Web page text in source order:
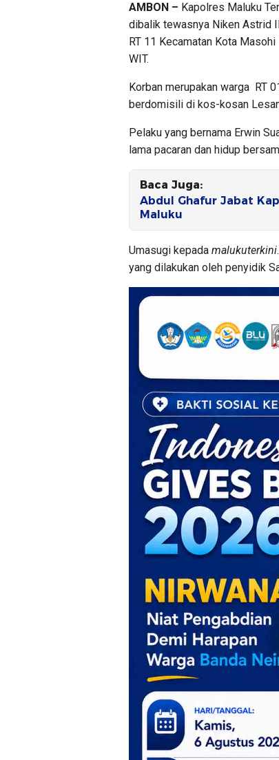
AMBON – Kapolres Maluku
dibalik tewasnya Niken Astrid
RT 11 Kecamatan Kota
WIT.
Korban merupakan warga RT
berdomisili di kos-kosan
Pelaku yang bernama Erwin
lama pacaran dan hidup
Baca Juga:
Abdul Ghafur Jabat
Maluku
Umasugi kepada
yang dilakukan oleh penyidik